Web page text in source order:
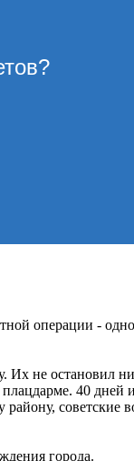
операции -
Их не остановил
40 дней
советские
города.